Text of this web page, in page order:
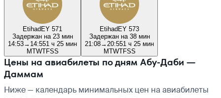
EtihadEY 571
Задержан на 23 мин
14:53→ 14:551 ч 25 мин
MTWTFSS
EtihadEY 573
Задержан на 38 мин
21:08→ 20:551 ч 25 мин
MTWTFSS
Цены на авиабилеты по дням Абу-Даби —
Даммам
Ниже — календарь минимальных цен на авиабилеты